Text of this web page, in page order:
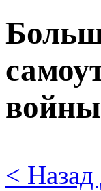
войны
< Назад